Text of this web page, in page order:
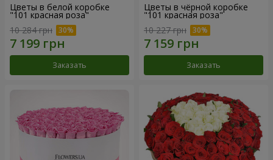
Цветы в белой коробке
"101 красная роза"
10 284 грн
Заказать
Цветы в чёрной коробке
"101 красная роза"
10 227 грн
Заказать